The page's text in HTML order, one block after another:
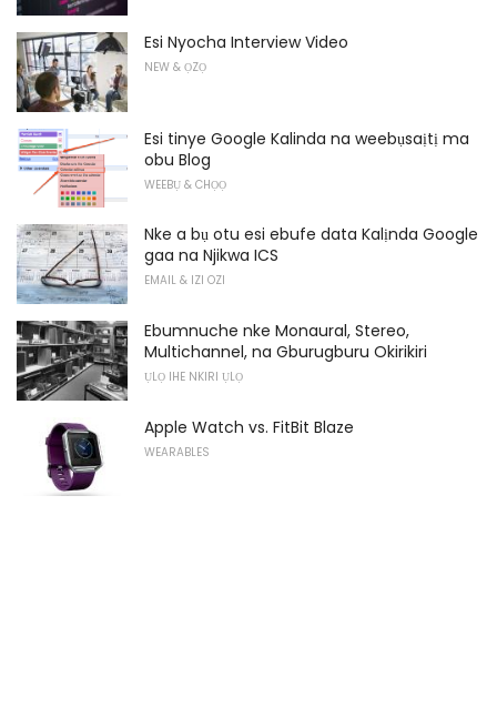
Esi Nyocha Interview Video
NEW & ỌZỌ
Esi tinye Google Kalinda na weebụsaịtị ma
obu Blog
WEEBỤ & CHỌỌ
Nke a bụ otu esi ebufe data Kalịnda Google
gaa na Njikwa ICS
EMAIL & IZI OZI
Ebumnuche nke Monaural, Stereo,
Multichannel, na Gburugburu Okirikiri
ỤLỌ IHE NKIRI ỤLỌ
Apple Watch vs. FitBit Blaze
WEARABLES